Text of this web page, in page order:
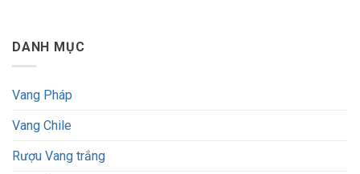
DANH MỤC
Vang Pháp
Vang Chile
Rượu Vang trắng